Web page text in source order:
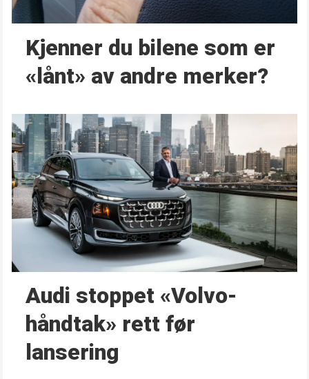
Kjenner du bilene som er
«lånt» av andre merker?
Audi stoppet «Volvo-
håndtak» rett før
lansering